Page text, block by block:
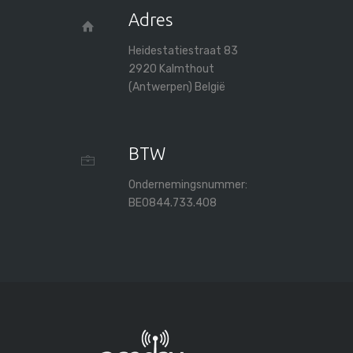
Adres
Heidestatiestraat 83
2920 Kalmthout
(Antwerpen) België
BTW
Ondernemingsnummer:
BE0844.733.408